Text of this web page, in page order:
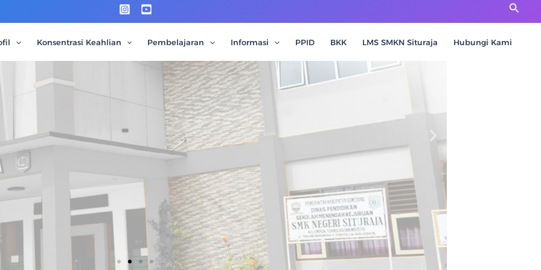
Cari
Konsentrasi Keahlian Pembelajaran Informasi PPID BKK LMS SMKN Situraja Hubungi Kami